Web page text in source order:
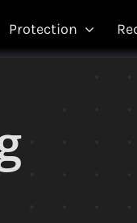
Protection